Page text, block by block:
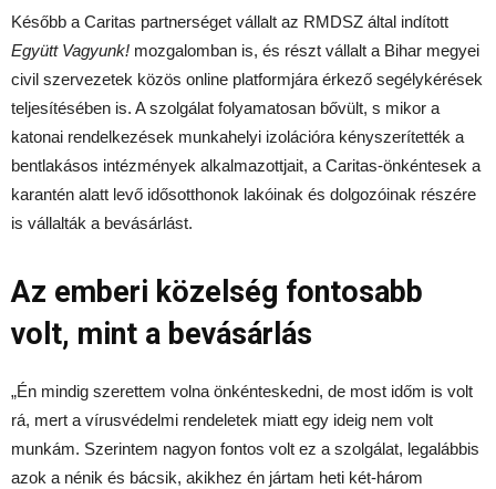
Később a Caritas partnerséget vállalt az RMDSZ által indított
Együtt Vagyunk! mozgalomban is, és részt vállalt a Bihar megyei
civil szervezetek közös online platformjára érkező segélykérések
teljesítésében is. A szolgálat folyamatosan bővült, s mikor a
katonai rendelkezések munkahelyi izolációra kényszerítették a
bentlakásos intézmények alkalmazottjait, a Caritas-önkéntesek a
karantén alatt levő idősotthonok lakóinak és dolgozóinak részére
is vállalták a bevásárlást.
Az emberi közelség fontosabb
volt, mint a bevásárlás
„Én mindig szerettem volna önkénteskedni, de most időm is volt
rá, mert a vírusvédelmi rendeletek miatt egy ideig nem volt
munkám. Szerintem nagyon fontos volt ez a szolgálat, legalábbis
azok a nénik és bácsik, akikhez én jártam heti két-három